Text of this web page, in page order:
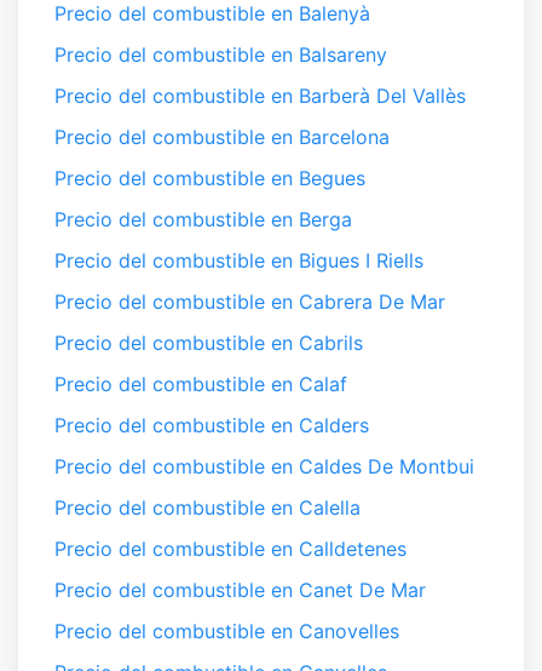
Precio del combustible en Balenyà
Precio del combustible en Balsareny
Precio del combustible en Barberà Del Vallès
Precio del combustible en Barcelona
Precio del combustible en Begues
Precio del combustible en Berga
Precio del combustible en Bigues I Riells
Precio del combustible en Cabrera De Mar
Precio del combustible en Cabrils
Precio del combustible en Calaf
Precio del combustible en Calders
Precio del combustible en Caldes De Montbui
Precio del combustible en Calella
Precio del combustible en Calldetenes
Precio del combustible en Canet De Mar
Precio del combustible en Canovelles